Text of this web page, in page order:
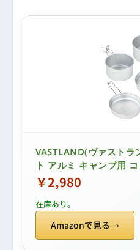
VASTLAND(ヴァストラ
ト アルミ キャンプ用
納袋付き
￥2,980
在庫あり。
Amazonで見る